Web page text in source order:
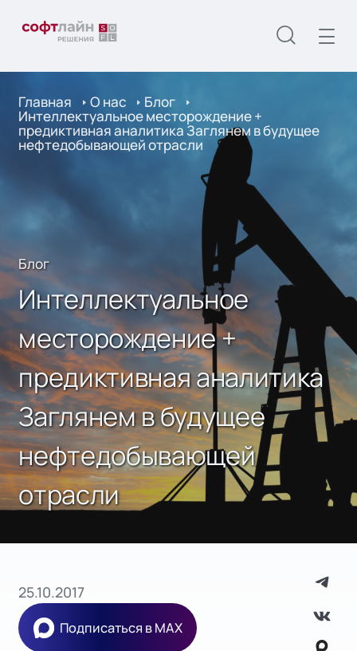
Главная О нас Блог
Интеллектуальное месторождение +
предиктивная аналитика Заглянем в будущее
нефтедобывающей отрасли
Блог
Интеллектуальное
месторождение +
предиктивная аналитика
Заглянем в будущее
нефтедобывающей
отрасли
25.10.2017
Подписаться в MAX